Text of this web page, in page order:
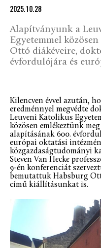
2025.10.28
Alapítványunk a
Egyetemmel
Ottó diákéveire,
évfordulójára és
Kilencven évvel azután,
eredménnyel megvédte
Leuveni Katolikus
közösen emlékeztünk
alapításának 600.
európai oktatási
közgazdaságtudományi
Steven Van Hecke
9-én konferenciát
bemutattuk Habsburg
című kiállításunkat is.